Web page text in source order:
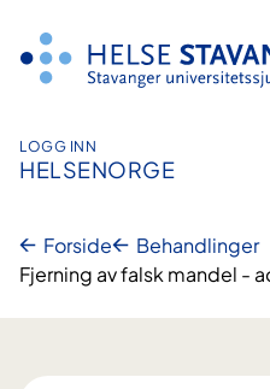
innhold
LOGG INN
HELSENORGE
Forside
Behandlinger
Fjerning av falsk mandel -